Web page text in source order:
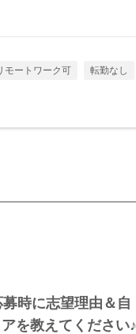
モートワーク可 転勤なし
時に志望理由＆自
を教えてください♪